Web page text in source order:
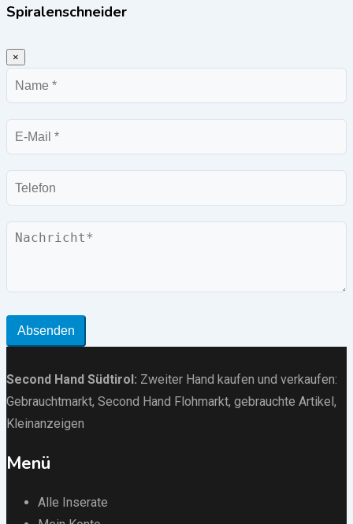
Spiralenschneider
×
Name
E-
Mail
Telefon
Nachricht
Absenden
Second Hand Südtirol : Zweiter Hand kaufen und verkaufen:
Gebrauchtmarkt, Second Hand Flohmarkt, gebrauchte Artikel ,
Kleinanzeigen
Menü
Alle Inserate